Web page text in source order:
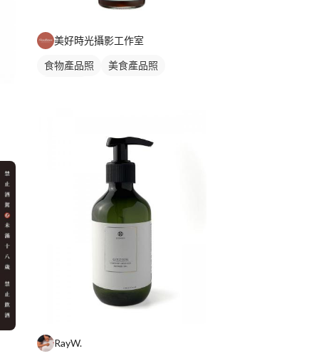
美好時光攝影工作室
食物產品照
美食產品照
RayW.